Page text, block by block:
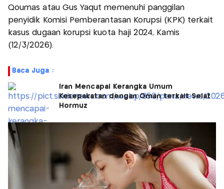
Qoumas atau Gus Yaqut memenuhi panggilan
penyidik Komisi Pemberantasan Korupsi (KPK) terkait
kasus dugaan korupsi kuota haji 2024, Kamis
(12/3/2026).
Baca Juga :
Iran Mencapai Kerangka Umum
Kesepakatan dengan Oman terkait Selat
Hormuz